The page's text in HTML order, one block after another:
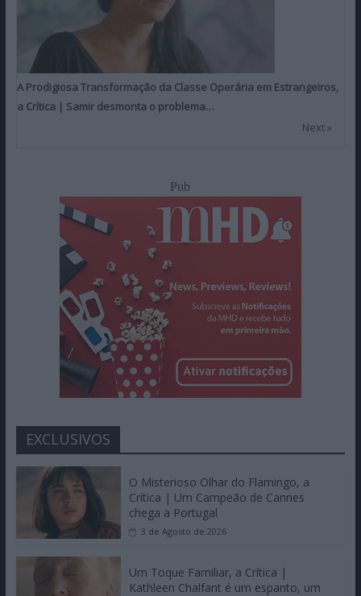
A Prodigiosa Transformação da Classe Operária em Estrangeiros,
a Crítica | Samir desmonta o problema…
Next »
Pub
EXCLUSIVOS
O Misterioso Olhar do Flamingo, a
Crítica | Um Campeão de Cannes
chega a Portugal
3 de Agosto de 2026
Um Toque Familiar, a Crítica |
Kathleen Chalfant é um espanto, um